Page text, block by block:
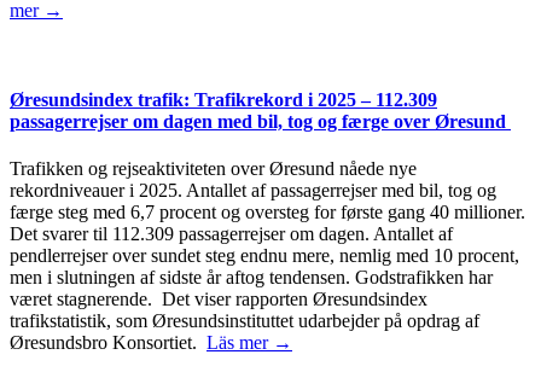
mer →
Øresundsindex trafik: Trafikrekord i 2025 – 112.309
passagerrejser om dagen med bil, tog og færge over Øresund
Trafikken og rejseaktiviteten over Øresund nåede nye
rekordniveauer i 2025. Antallet af passagerrejser med bil, tog og
færge steg med 6,7 procent og oversteg for første gang 40 millioner.
Det svarer til 112.309 passagerrejser om dagen. Antallet af
pendlerrejser over sundet steg endnu mere, nemlig med 10 procent,
men i slutningen af sidste år aftog tendensen. Godstrafikken har
været stagnerende. Det viser rapporten Øresundsindex
trafikstatistik, som Øresundsinstituttet udarbejder på opdrag af
Øresundsbro Konsortiet. Läs mer →